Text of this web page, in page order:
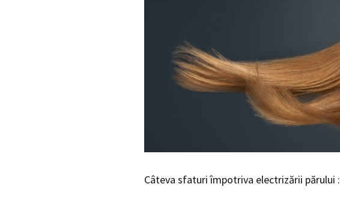
Câteva sfaturi împotriva electrizării părului :